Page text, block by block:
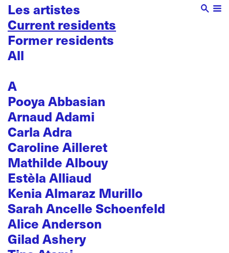
Les artistes
Current residents
Former residents
All
A
Pooya Abbasian
Arnaud Adami
Carla Adra
Caroline Ailleret
Mathilde Albouy
Estèla Alliaud
Kenia Almaraz Murillo
Sarah Ancelle Schoenfeld
Alice Anderson
Gilad Ashery